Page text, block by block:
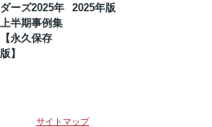
ダーズ2025年
上半期事例集
【永久保存
版】
2025年版
サイトマップ